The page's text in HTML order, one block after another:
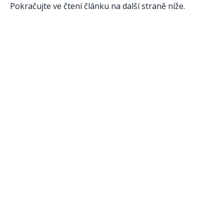
Pokračujte ve čtení článku na další straně níže.